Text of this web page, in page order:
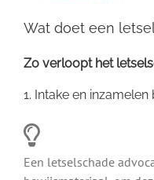
Wat doet een
Zo verloopt het
1. Intake en
Een letselschade